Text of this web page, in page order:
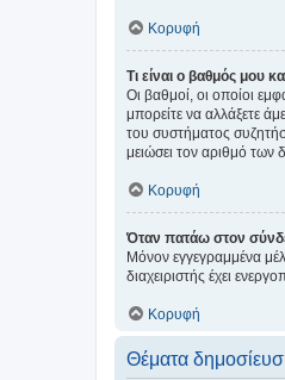
Κορυφή
Τι είναι ο βαθμός μου
Οι βαθμοί, οι οποίοι
μπορείτε να αλλάξετε
του συστήματος
μειώσει τον αριθμό των
Κορυφή
Όταν πατάω στον
Μόνον εγγεγραμμένα
διαχειριστής έχει
Κορυφή
Θέματα